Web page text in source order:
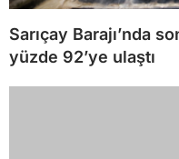
Sarıçay Barajı’nda
yüzde 92’ye ulaştı